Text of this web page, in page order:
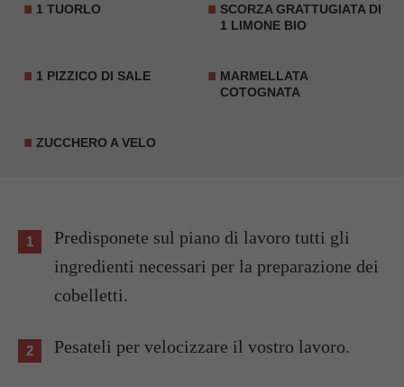
1 TUORLO
SCORZA GRATTUGIATA DI
1 LIMONE BIO
1 PIZZICO DI SALE
MARMELLATA
COTOGNATA
ZUCCHERO A VELO
Predisponete sul piano di lavoro tutti gli
ingredienti necessari per la preparazione dei
cobelletti.
Pesateli per velocizzare il vostro lavoro.